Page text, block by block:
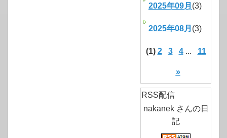
2025年09月 (3)
2025年08月 (3)
(1) 2 3 4... 11
»
RSS配信
nakanek さんの日
記